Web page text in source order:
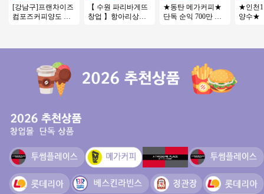
[강남구]프랜차이즈
컴포즈커피양도 월
【 수원 파리바게뜨
창업 】항아리상권
★동탄 메가커피★
단독 순익 700만 외
★인천1
양수★